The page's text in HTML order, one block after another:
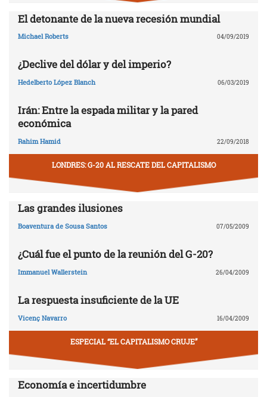
El detonante de la nueva recesión mundial
Michael Roberts 04/09/2019
¿Declive del dólar y del imperio?
Hedelberto López Blanch 06/03/2019
Irán: Entre la espada militar y la pared
económica
Rahim Hamid 22/09/2018
LONDRES: G-20 AL RESCATE DEL CAPITALISMO
Las grandes ilusiones
Boaventura de Sousa Santos 07/05/2009
¿Cuál fue el punto de la reunión del G-20?
Immanuel Wallerstein 26/04/2009
La respuesta insuficiente de la UE
Vicenç Navarro 16/04/2009
ESPECIAL “EL CAPITALISMO CRUJE”
Economía e incertidumbre